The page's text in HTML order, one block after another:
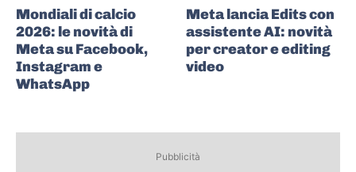
Mondiali di calcio
2026: le novità di
Meta su Facebook,
Instagram e
WhatsApp
Meta lancia Edits con
assistente AI: novità
per creator e editing
video
Pubblicità